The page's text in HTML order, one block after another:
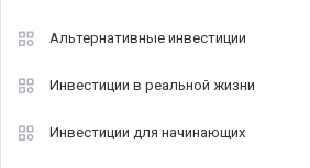
Альтернативные инвестиции
Инвестиции в реальной жизни
Инвестиции для начинающих